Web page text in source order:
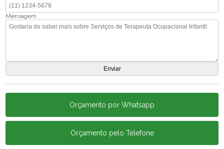
Mensagem
Orçamento por Whatsapp
Orçamento pelo Telefone